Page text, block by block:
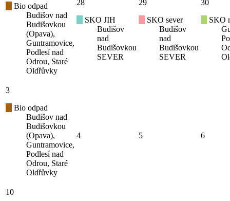
Bio odpad
Budišov nad
Budišovkou
(Opava),
Guntramovice,
Podlesí nad
Odrou, Staré
Oldřůvky
28
SKO JIH
Budišov
nad
Budišovkou
SEVER
29
SKO sever
Budišov
nad
Budišovkou
SEVER
30
SKO
3
Bio odpad
Budišov nad
Budišovkou
(Opava),
Guntramovice,
Podlesí nad
Odrou, Staré
Oldřůvky
4 5 6
10